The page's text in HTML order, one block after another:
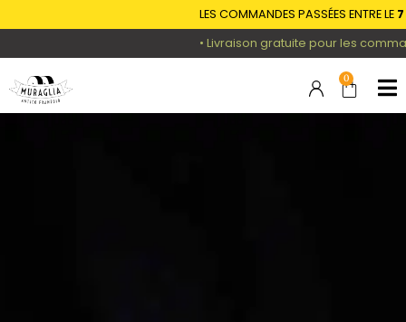
LES COMMANDES PASSÉES ENTRE LE7 ET
• Livraison gratuite pour les
0